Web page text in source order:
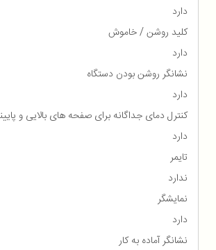
دارد
کلید روشن / خاموش
دارد
نشانگر روشن بودن دستگاه
دارد
کنترل دمای جداگانه برای صفحه های بالایی و
دارد
تایمر
ندارد
نمایشگر
دارد
نشانگر آماده به کار